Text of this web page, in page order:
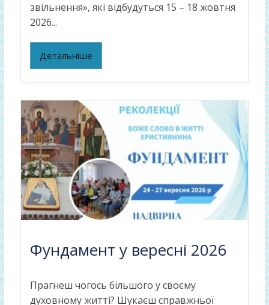
звільнення», які відбудуться 15 – 18 жовтня
2026...
Детальніше
Фундамент у вересні 2026
Прагнеш чогось більшого у своєму
духовному житті? Шукаєш справжньої